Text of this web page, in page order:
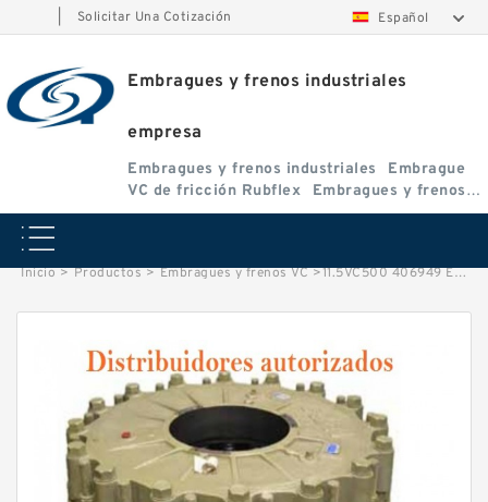
Solicitar Una Cotización Español
Embragues y frenos industriales
empresa
Embragues y frenos industriales
Embrague
VC de fricción Rubflex
Embragues y frenos
VC
Inicio > Productos > Embragues y frenos VC >11.5VC500 406949 Eaton Airflex Adaptador ventilado Buje adaptador Embragues y frenos